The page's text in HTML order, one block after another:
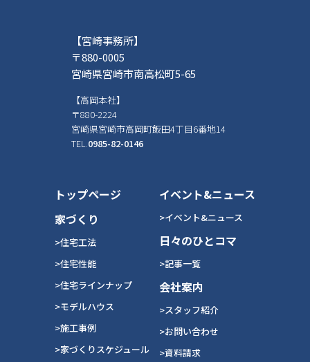
【宮崎事務所】
〒880-0005
宮崎県宮崎市南高松町5-65
【高岡本社】
〒880-2224
宮崎県宮崎市高岡町飯田4丁目6番地14
TEL.0985-82-0146
トップページ
家づくり
>住宅工法
>住宅性能
>住宅ラインナップ
>モデルハウス
>施工事例
>家づくりスケジュール
イベント&ニュース
>イベント&ニュース
日々のひとコマ
>記事一覧
会社案内
>スタッフ紹介
>お問い合わせ
>資料請求